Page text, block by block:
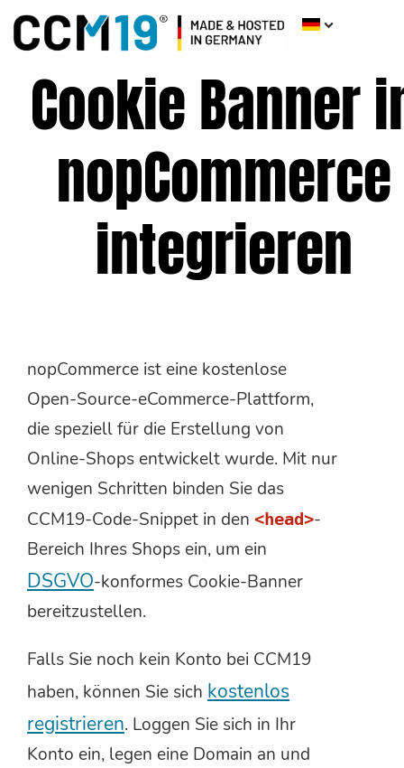
Cookie Banner
nopCommerce
integrieren
nopCommerce ist eine kostenlose
Open-Source-eCommerce-Plattform,
die speziell für die Erstellung von
Online-Shops entwickelt wurde. Mit nur
wenigen Schritten binden Sie das
CCM19-Code-Snippet in den <head>-
Bereich Ihres Shops ein, um ein
DSGVO-konformes Cookie-Banner
bereitzustellen.
Falls Sie noch kein Konto bei CCM19
haben, können Sie sich kostenlos
registrieren. Loggen Sie sich in Ihr
Konto ein, legen eine Domain an und